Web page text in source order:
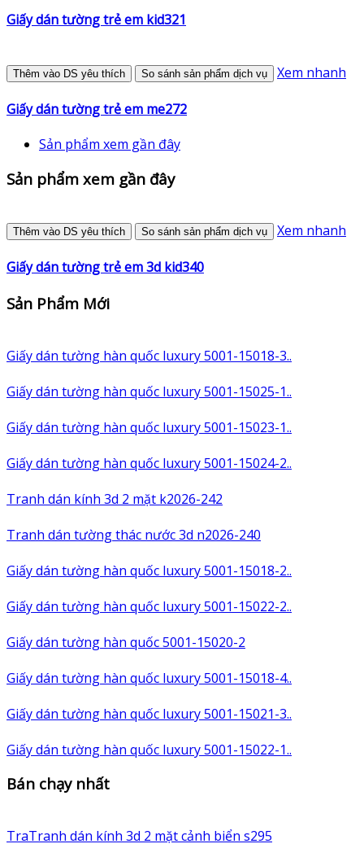
Giấy dán tường trẻ em kid321
Thêm vào DS yêu thích So sánh sản phẩm dịch vụ Xem nhanh
Giấy dán tường trẻ em me272
Sản phẩm xem gần đây
Sản phẩm xem gần đây
Thêm vào DS yêu thích So sánh sản phẩm dịch vụ Xem nhanh
Giấy dán tường trẻ em 3d kid340
Sản Phẩm Mới
Giấy dán tường hàn quốc luxury 5001-15018-3..
Giấy dán tường hàn quốc luxury 5001-15025-1..
Giấy dán tường hàn quốc luxury 5001-15023-1..
Giấy dán tường hàn quốc luxury 5001-15024-2..
Tranh dán kính 3d 2 mặt k2026-242
Tranh dán tường thác nước 3d n2026-240
Giấy dán tường hàn quốc luxury 5001-15018-2..
Giấy dán tường hàn quốc luxury 5001-15022-2..
Giấy dán tường hàn quốc 5001-15020-2
Giấy dán tường hàn quốc luxury 5001-15018-4..
Giấy dán tường hàn quốc luxury 5001-15021-3..
Giấy dán tường hàn quốc luxury 5001-15022-1..
Bán chạy nhất
TraTranh dán kính 3d 2 mặt cảnh biển s295